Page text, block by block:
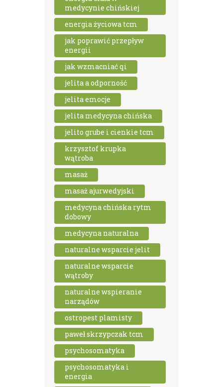
medycynie chińskiej
energia życiowa tcm
jak poprawić przepływ
energii
jak wzmacniać qi
jelita a odporność
jelita emocje
jelita medycyna chińska
jelito grube i cienkie tcm
krzysztof krupka
wątroba
masaż
masaż ajurwedyjski
medycyna chińska rytm
dobowy
medycyna naturalna
naturalne wsparcie jelit
naturalne wsparcie
wątroby
naturalne wspieranie
narządów
ostropest plamisty
paweł skrzypczak tcm
psychosomatyka
psychosomatyka i
energia